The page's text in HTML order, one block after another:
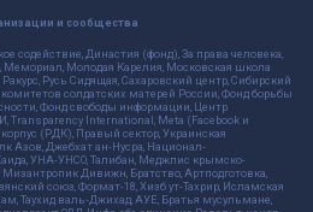
и сообщества
содействие, Династия (фонд), За права человека,
Мемориал, Молодая Карелия, Московская школа
Русь Сидящая, Сахаровский центр, Сибирский
солдатских матерей России, Фонд борьбы
Фонд свободы информации, Центр
International, Meta (Facebook и
(РДК), Правый сектор, Украинская
Азов, Джебхат ан-Нусра, Национал-
УНА-УНСО, Талибан, Меджлис крымско-
Дивижн, Братство, Артподготовка,
союз, Формат-18, Хизб ут-Тахрир, Исламская
Таухид валь-Джихад, АУЕ, Братья мусульмане,